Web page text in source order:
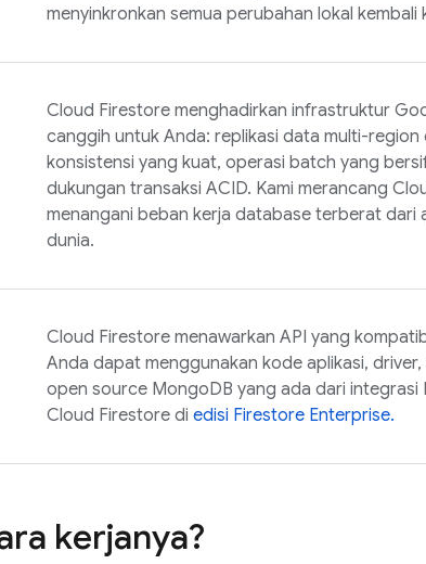
menyinkronkan semua perubahan lokal kembali
Cloud Firestore menghadirkan infrastruktur
canggih untuk Anda: replikasi data multi-region
konsistensi yang kuat, operasi batch yang
dukungan transaksi ACID. Kami merancang
menangani beban kerja database terberat dari
dunia.
Cloud Firestore menawarkan API yang
Anda dapat menggunakan kode aplikasi,
open source MongoDB yang ada dari integrasi
Cloud Firestore di edisi Firestore Enterprise.
kerjanya?